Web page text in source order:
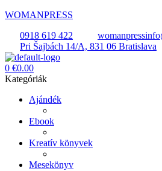
WOMANPRESS
0918 619 422
Pri Šajbách 14/A, 831 06 Bratislava
Menü
0 €0.00
Kategóriák
Ajándék
Ebook
Kreatív könyvek
Mesekönyv